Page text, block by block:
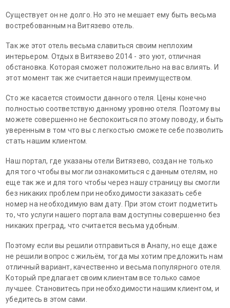
Существует он не долго. Но это не мешает ему быть весьма
востребованным на Витязево отель.
Так же этот отель весьма славиться своим неплохим
интерьером. Отдых в Витязево 2014 - это уют, отличная
обстановка. Которая сможет положительно на вас влиять. И
этот момент так же считается наши преимуществом.
Сто же касается стоимости данного отеля. Цены конечно
полностью соответствую данному уровню отеля. Поэтому вы
можете совершенно не беспокоиться по этому поводу, и быть
уверенным в том что вы с легкостью сможете себе позволить
стать нашим клиентом.
Наш портал, где указаны отели Витязево, создан не только
для того чтобы вы могли ознакомиться с данным отелям, но
еще так же и для того чтобы через нашу страницу вы смогли
без никаких проблем при необходимости заказать себе
номер на необходимую вам дату. При этом стоит подметить
то, что услуги нашего портала вам доступны совершенно без
никаких преград, что считается весьма удобным.
Поэтому если вы решили отправиться в Анапу, но еще даже
не решили вопрос с жильём, тогда мы хотим предложить нам
отличный вариант, качественно и весьма популярного отеля.
Который предлагает своим клиентам все только самое
лучшее. Становитесь при необходимости нашим клиентом, и
убедитесь в этом сами.